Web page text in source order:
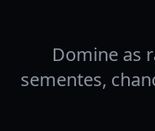
Domine as
sementes,